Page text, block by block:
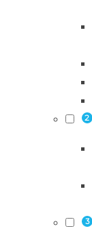
2
3